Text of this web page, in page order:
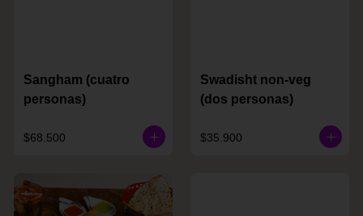
Sangham (cuatro
personas)
$68.500
Swadisht non-veg
(dos personas)
$35.900